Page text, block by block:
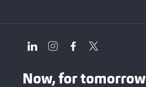
Now, for tomorrow